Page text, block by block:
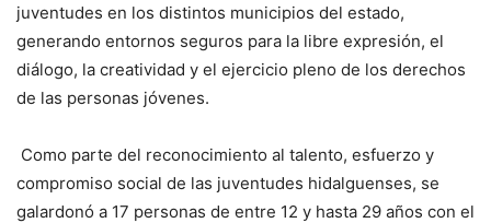
juventudes en los distintos municipios del estado,
generando entornos seguros para la libre expresión, el
diálogo, la creatividad y el ejercicio pleno de los derechos
de las personas jóvenes.
Como parte del reconocimiento al talento, esfuerzo y
compromiso social de las juventudes hidalguenses, se
galardonó a 17 personas de entre 12 y hasta 29 años con el